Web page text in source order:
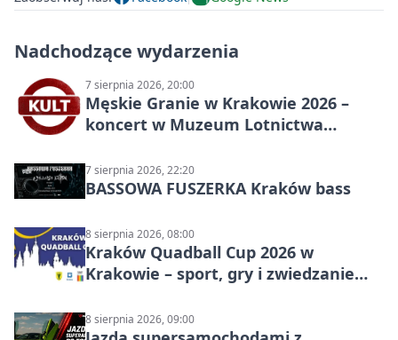
Nadchodzące wydarzenia
7 sierpnia 2026, 20:00
Męskie Granie w Krakowie 2026 –
koncert w Muzeum Lotnictwa
7 sierpnia 2026, 22:20
BASSOWA FUSZERKA Kraków bass
8 sierpnia 2026, 08:00
Kraków Quadball Cup 2026 w
Krakowie – sport, gry i zwiedzanie
8 sierpnia 2026, 09:00